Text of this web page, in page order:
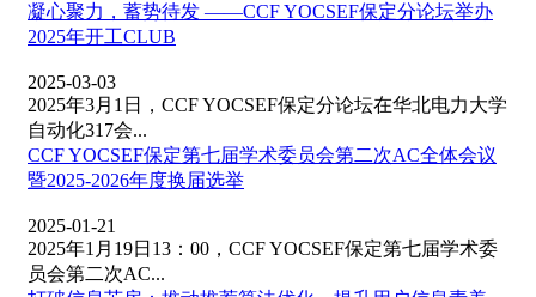
凝心聚力，蓄势待发 ——CCF YOCSEF保定分论坛举办
2025年开工CLUB
2025-03-03
2025年3月1日，CCF YOCSEF保定分论坛在华北电力大学
自动化317会...
CCF YOCSEF保定第七届学术委员会第二次AC全体会议
暨2025-2026年度换届选举
2025-01-21
2025年1月19日13：00，CCF YOCSEF保定第七届学术委
员会第二次AC...